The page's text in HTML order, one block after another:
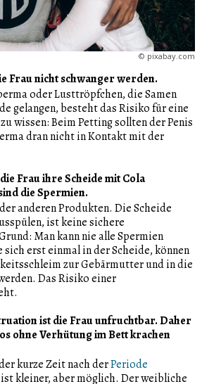
© pixabay.com
Frau nicht schwanger werden.
oder Lusttröpfchen, die Samen
gelangen, besteht das Risiko für eine
wissen: Beim Petting sollten der Penis
dran nicht in Kontakt mit der
Frau ihre Scheide mit Cola
die Spermien.
anderen Produkten. Die Scheide
ist keine sichere
Man kann nie alle Spermien
erst einmal in der Scheide, können
zur Gebärmutter und in die
Das Risiko einer
ist die Frau unfruchtbar. Daher
ohne Verhütung im Bett krachen
kurze Zeit nach derPeriode
kleiner, aber möglich. Der weibliche